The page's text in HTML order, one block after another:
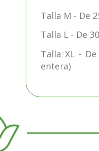
Talla M - De
Talla L - De
Talla XL -
entera)